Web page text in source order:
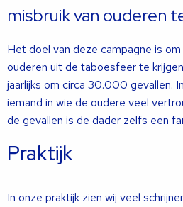
misbruik van ouderen
Het doel van deze campagne is
ouderen uit de taboesfeer te
jaarlijks om circa 30.000 gevallen.
iemand in wie de oudere veel
de gevallen is de dader zelfs een
Praktijk
In onze praktijk zien wij veel